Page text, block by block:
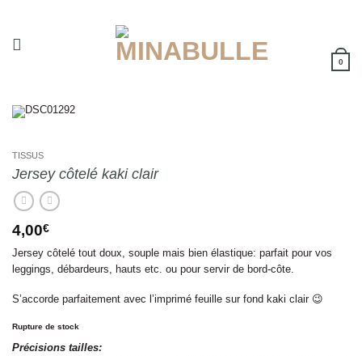
contenu
0
TISSUS
Jersey côtelé kaki clair
4,00€
Jersey côtelé tout doux, souple mais bien élastique: parfait pour vos
leggings, débardeurs, hauts etc. ou pour servir de bord-côte.
S’accorde parfaitement avec l’imprimé feuille sur fond kaki clair 😉
Rupture de stock
Précisions tailles: